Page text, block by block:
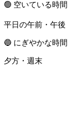
🟢 空いている時間
平日の午前・午後
🔵 にぎやかな時間
夕方・週末